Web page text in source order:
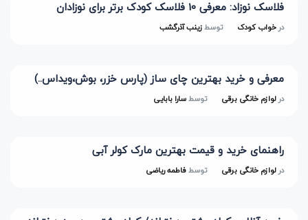
فلاسک نوزاد: معرفی 10 فلاسک کودک برتر برای نوزادان
در خواب کودک توسطزینب آذرگشب
معرفی و خرید بهترین چای ساز (پارس خزر، بوش،ویداس..)
در لوازم خانگی برقی توسطسارا بابایی
راهنمای خرید و قیمت بهترین مارک کولر آبی
در لوازم خانگی برقی توسطفاطمه ریاضی